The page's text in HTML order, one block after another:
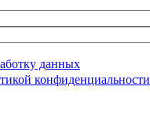
данных
конфиденциальности